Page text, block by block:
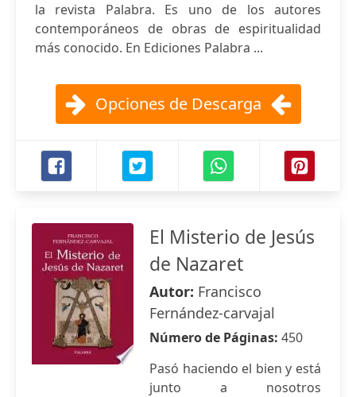
la revista Palabra. Es uno de los autores
contemporáneos de obras de espiritualidad
más conocido. En Ediciones Palabra ...
Opciones de Descarga
El Misterio de Jesús
de Nazaret
Autor: Francisco
Fernández-carvajal
Número de Páginas: 450
Pasó haciendo el bien y está
junto a nosotros